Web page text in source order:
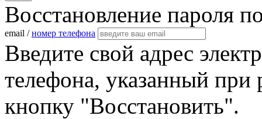
Восстановление пароля
email /номер телефона
Введите свой адрес
телефона, указанный при
кнопку "Восстановить".